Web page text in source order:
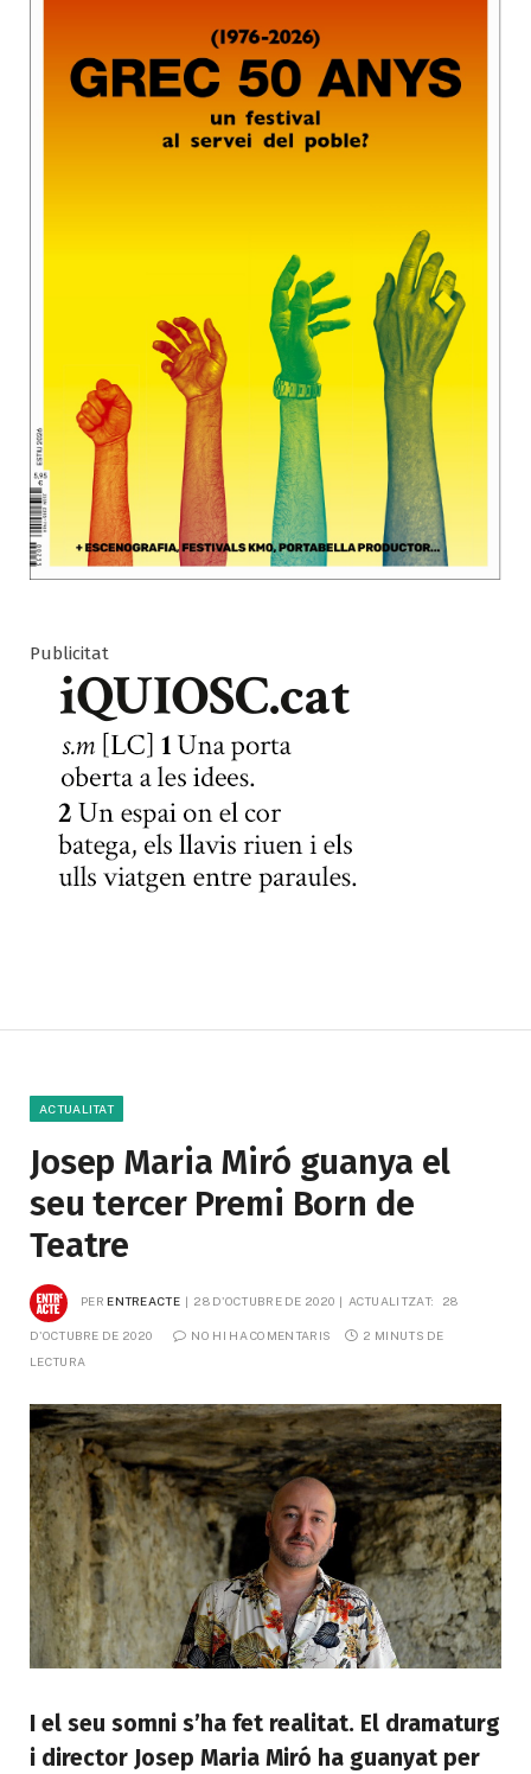
Publicitat
ACTUALITAT
Josep Maria Miró guanya el
seu tercer Premi Born de
Teatre
PER ENTREACTE 28 D'OCTUBRE DE 2020 ACTUALITZAT: 28
D'OCTUBRE DE 2020 NO HI HA COMENTARIS
2 MINUTS DE
LECTURA
I el seu somni s’ha fet realitat. El dramaturg
i director Josep Maria Miró ha guanyat per